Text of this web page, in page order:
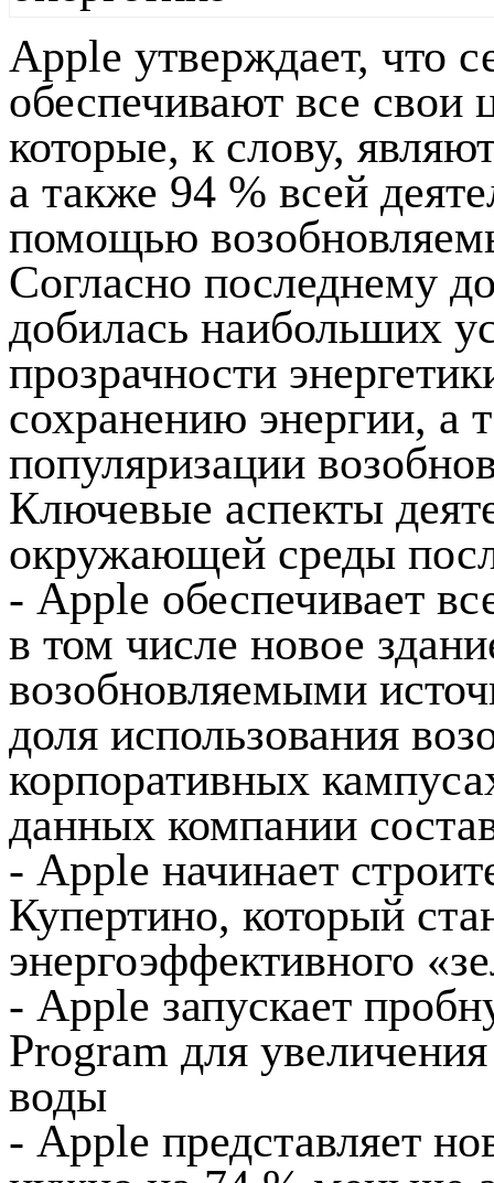
Apple утверждает, что
обеспечивают все свои
которые, к слову,
а также 94 % всей
помощью
Согласно последнему
добилась наибольших
прозрачности
сохранению энергии, а
популяризации
Ключевые аспекты
окружающей среды
- Apple обеспечивает
в том числе новое
возобновляемыми
доля использования
корпоративных
данных компании
- Apple начинает
Купертино, который
энергоэффективного
- Apple запускает
Program для
воды
- Apple представляет